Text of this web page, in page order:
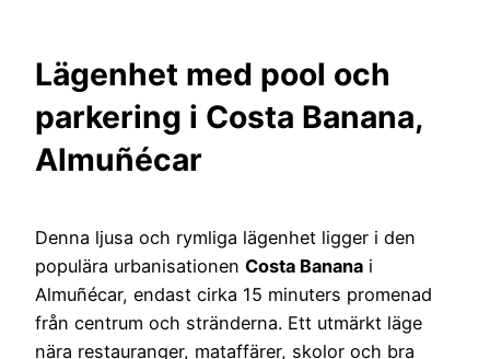
Lägenhet med pool och
parkering i Costa Banana,
Almuñécar
Denna ljusa och rymliga lägenhet ligger i den
populära urbanisationen Costa Banana i
Almuñécar, endast cirka 15 minuters promenad
från centrum och stränderna. Ett utmärkt läge
nära restauranger, mataffärer, skolor och bra